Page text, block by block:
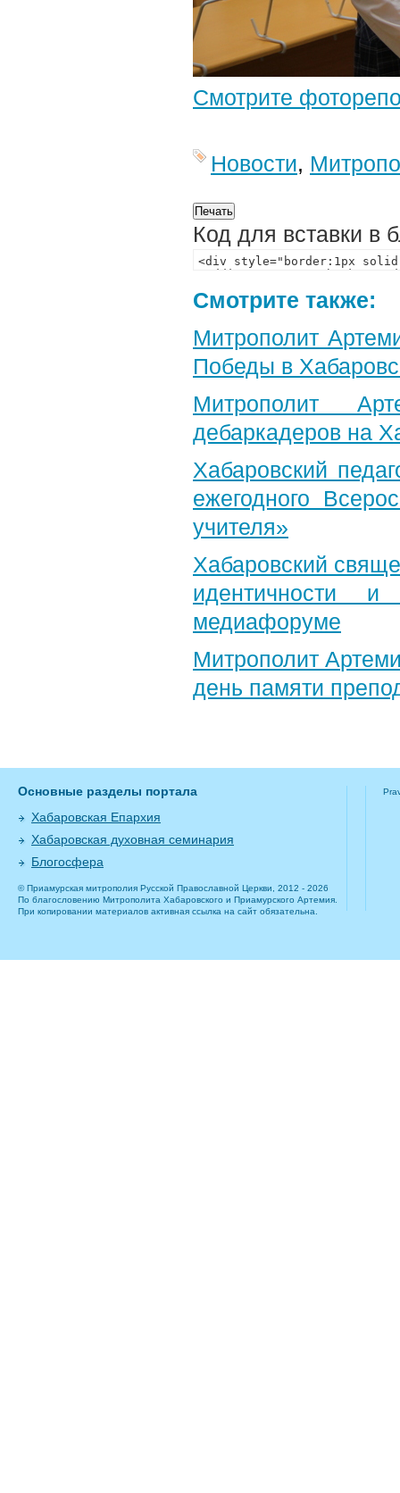
Смотрите
Новости,
Код для вставки в
Смотрите также:
Митрополит
Победы в
Митрополит
дебаркадеров на
Хабаровский
ежегодного
учителя»
Хабаровский
идентичности
медиафоруме
Митрополит
день памяти
Основные разделы портала
Хабаровская Епархия
Хабаровская духовная семинария
Блогосфера
© Приамурская митрополия Русской Православной Церкви, 2012 - 2026
По благословению Митрополита Хабаровского и Приамурского Артемия.
При копировании материалов активная ссылка на сайт обязательна.